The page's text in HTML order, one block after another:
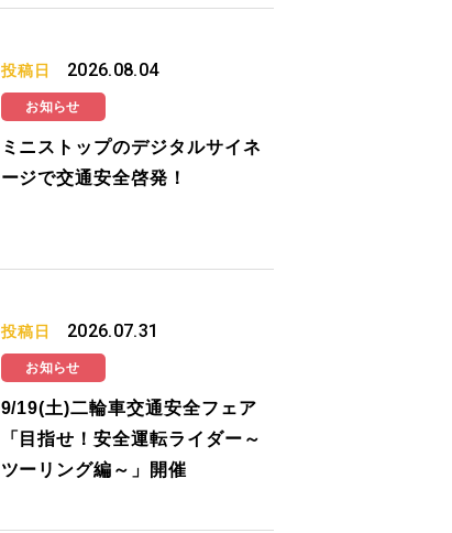
投稿日 2026.08.04
お知らせ
ミニストップのデジタルサイネ
ージで交通安全啓発！
投稿日 2026.07.31
お知らせ
9/19(土)二輪車交通安全フェア
「目指せ！安全運転ライダー～
ツーリング編～」開催